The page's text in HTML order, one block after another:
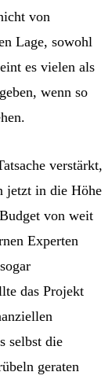
von
Lage, sowohl
es vielen als
wenn so
verstärkt,
jetzt in die Höhe
von weit
Experten
das Projekt
selbst die
geraten